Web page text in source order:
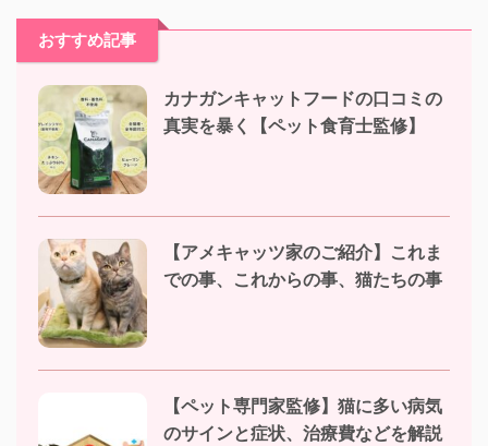
おすすめ記事
カナガンキャットフードの口コミの
真実を暴く【ペット食育士監修】
【アメキャッツ家のご紹介】これま
での事、これからの事、猫たちの事
【ペット専門家監修】猫に多い病気
のサインと症状、治療費などを解説